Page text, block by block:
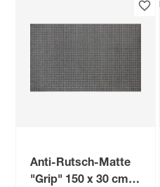
Anti-Rutsch-Matte
"Grip" 150 x 30 cm